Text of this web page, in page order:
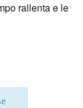
rallenta e le